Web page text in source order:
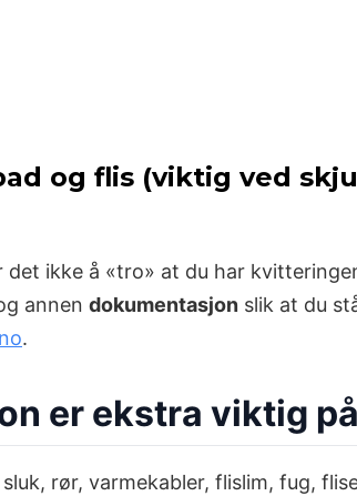
og flis (viktig ved
ikke å «tro» at du har
annen dokumentasjon slik at du
.
er ekstra viktig
rør, varmekabler, flislim, fug,